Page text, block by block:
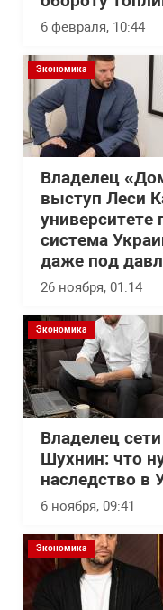
6 февраля, 10:44
Экономика
Владелец
выступ Леси
университете
система
даже под
26 ноября, 01:14
Экономика
Владелец
Шухнин: что
наследство в
6 ноября, 09:41
Экономика